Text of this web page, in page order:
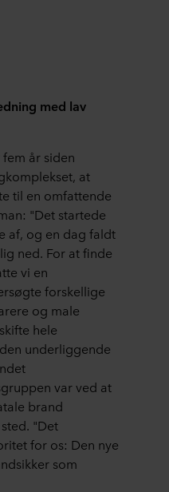
med lav
år siden
at
til en omfattende
"Det startede
af, og en dag faldt
ned. For at finde
vi en
forskellige
og male
hele
underliggende
var ved at
brand
"Det
for os: Den nye
som